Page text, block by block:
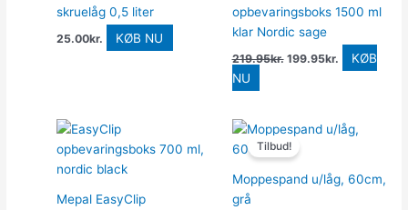
skruelåg 0,5 liter
25.00kr. KØB NU
opbevaringsboks 1500 ml
klar Nordic sage
219.95kr. 199.95kr.
KØB
NU
Mepal EasyClip
Tilbud!
Moppespand u/låg, 60cm,
grå
Den
oprindelige
pris
166.25kr..
Den
aktuelle
106.64kr..